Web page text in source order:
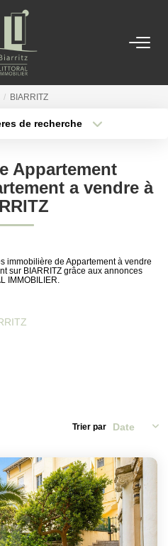
BIENS
AGENCE
ES
BIARRITZ
de recherche
Budget max
Appartement
a vendre à
immobilière de Appartement à vendre
sur BIARRITZ grâce aux annonces
IMMOBILIER.
Trier par